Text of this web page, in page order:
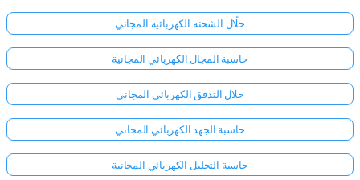
حلّال الشحنة الكهربائية المجاني
حاسبة المجال الكهربائي المجانية
حلال التدفق الكهربائي المجاني
حاسبة الجهد الكهربائي المجاني
حاسبة التحليل الكهربائي المجانية